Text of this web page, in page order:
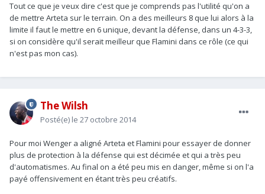
Tout ce que je veux dire c'est que je comprends pas l'utilité qu'on a
de mettre Arteta sur le terrain. On a des meilleurs 8 que lui alors à la
limite il faut le mettre en 6 unique, devant la défense, dans un 4-3-3,
si on considère qu'il serait meilleur que Flamini dans ce rôle (ce qui
n'est pas mon cas).
The Wilsh
Posté(e) le 27 octobre 2014
Pour moi Wenger a aligné Arteta et Flamini pour essayer de donner
plus de protection à la défense qui est décimée et qui a très peu
d'automatismes. Au final on a été peu mis en danger, même si on l'a
payé offensivement en étant très peu créatifs.